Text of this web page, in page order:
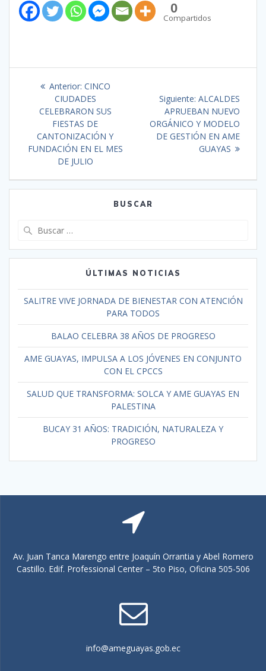
0
Compartidos
Anterior: CINCO
CIUDADES
CELEBRARON SUS
FIESTAS DE
CANTONIZACIÓN Y
FUNDACIÓN EN EL MES
DE JULIO
Siguiente: ALCALDES
APRUEBAN NUEVO
ORGÁNICO Y MODELO
DE GESTIÓN EN AME
GUAYAS
BUSCAR
ÚLTIMAS NOTICIAS
SALITRE VIVE JORNADA DE BIENESTAR CON ATENCIÓN
PARA TODOS
BALAO CELEBRA 38 AÑOS DE PROGRESO
AME GUAYAS, IMPULSA A LOS JÓVENES EN CONJUNTO
CON EL CPCCS
SALUD QUE TRANSFORMA: SOLCA Y AME GUAYAS EN
PALESTINA
BUCAY 31 AÑOS: TRADICIÓN, NATURALEZA Y
PROGRESO
Av. Juan Tanca Marengo entre Joaquín Orrantia y Abel Romero
Castillo. Edif. Professional Center – 5to Piso, Oficina 505-506
info@ameguayas.gob.ec